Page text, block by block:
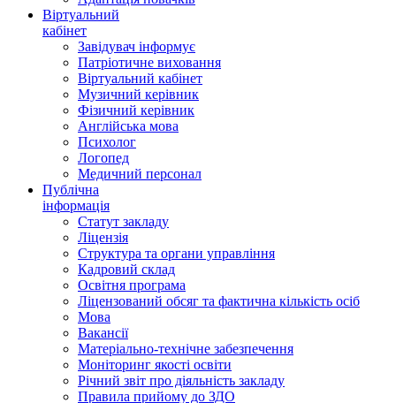
Віртуальний
кабінет
Завідувач інформує
Патріотичне виховання
Віртуальний кабінет
Музичний керівник
Фізичний керівник
Англійська мова
Психолог
Логопед
Медичний персонал
Публічна
інформація
Статут закладу
Ліцензія
Структура та органи управління
Кадровий склад
Освітня програма
Ліцензований обсяг та фактична кількість осіб
Мова
Вакансії
Матеріально-технічне забезпечення
Моніторинг якості освіти
Річний звіт про діяльність закладу
Правила прийому до ЗДО